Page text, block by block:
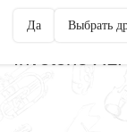
Да Выбрать
РАЗЪЕМЫ И
Invotone